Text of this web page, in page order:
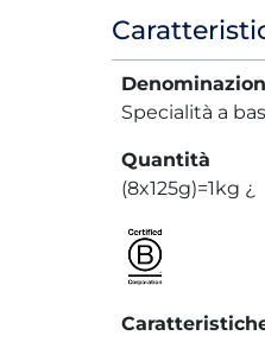
prodotto
Specialità a
Quantità
(8x125g)=1kg ¿